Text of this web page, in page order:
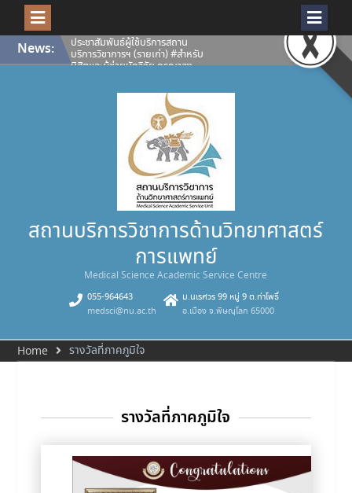
Skip
content
News:
บริการวิชาการฯ (รายเก่า) #สำหรับ
นิสิตและผู้ช่วยนักวิจัย กรุณาลง
ทะเบียนเพื่อยืนยันสิทธิ์ผู้ใช้บริการ
ห้องปฏิบัติการและเครื่องมือ
ด้านวิทยาศาสตร์การแพทย์ ประจำปี
เปิดโลกงานวิจัยให้คมชัดทุกมิติ
สถานบริการวิชาการด้าน
วิทยาศาสตร์การแพทย์ พร้อมให้
บริการ กล้องจุลทรรศน์คอนโฟคอล
ชนิดแสงส่องกราดด้วยเลเซอร์
Confocal Microscope (ZEISS
LSM 900 with Airyscan 2)
คณะวิทยาศาสตร์การแพทย์
มหาวิทยาลัยนเรศวร ขอแสดงความ
ยินดีกับนางสุภาพรรณ เอกอุฬาร
พันธ์ รองผู้อำนวยการสถานบริการ
คณะวิทยาศาสตร์การแพทย์
มหาวิทยาลัยนเรศวรได้รับคัดเลือก
เป็น บุคลากรดีเด่น (สายสนับสนุน)
มหาวิทยาลัยนเรศวร ประจำปี 2569
สถานบริการวิชาการด้านวิทยาศาสตร์
การแพทย์
Medical Science Academic Service Centre
055-964643
medsci@nu.ac.th
ม.นเรศวร 99 หมู่ 9 ต.ท่าโพธิ์
อ.เมือง จ.พิษณุโลก 65000
Home รางวัลที่ภาคภูมิใจ
รางวัลที่ภาคภูมิใจ